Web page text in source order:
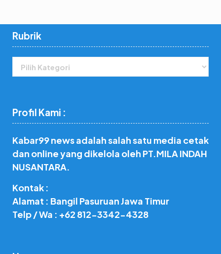
Rubrik
Profil Kami :
Kabar99 news adalah salah satu media cetak
dan online yang dikelola oleh PT.MILA INDAH
NUSANTARA.
Kontak :
Alamat : Bangil Pasuruan Jawa Timur
Telp / Wa : +62 812-3342-4328